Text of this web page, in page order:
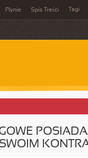
Płynie Spis Treści Tagi